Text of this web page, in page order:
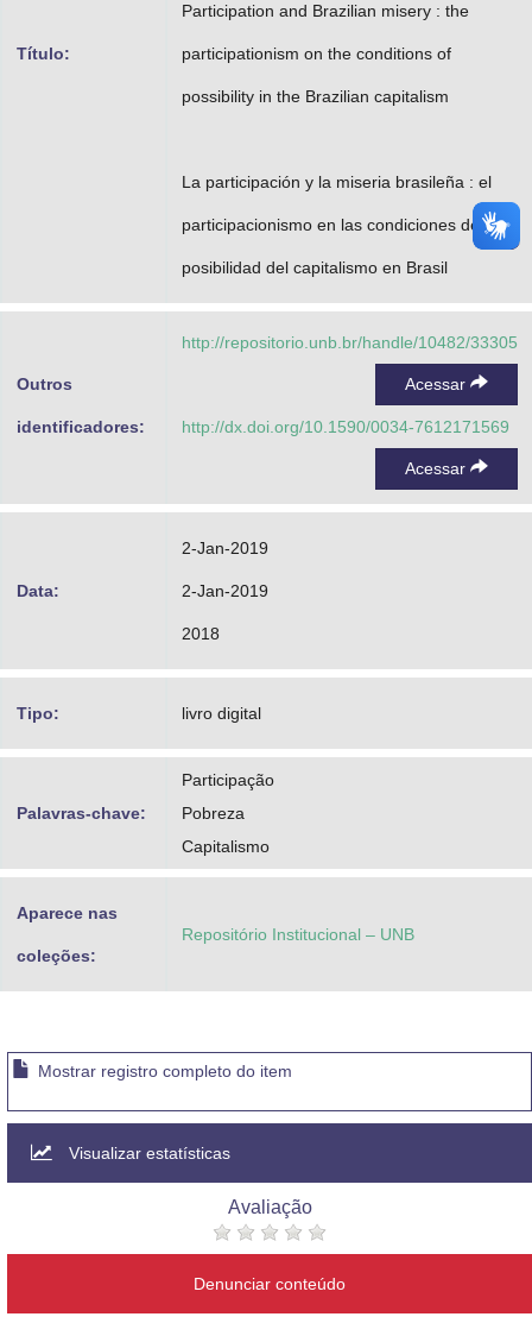
Título:
Participation and Brazilian misery : the
participationism on the conditions of
possibility in the Brazilian capitalism
La participación y la miseria brasileña : el
participacionismo en las condiciones de
posibilidad del capitalismo en Brasil
Outros
identificadores:
http://repositorio.unb.br/handle/10482/33305
Acessar
http://dx.doi.org/10.1590/0034-7612171569
Acessar
Data:
2-Jan-2019
2-Jan-2019
2018
Tipo: livro digital
Palavras-chave:
Participação
Pobreza
Capitalismo
Aparece nas
coleções:
Repositório Institucional – UNB
Mostrar registro completo do item
Visualizar estatísticas
Avaliação
Denunciar conteúdo